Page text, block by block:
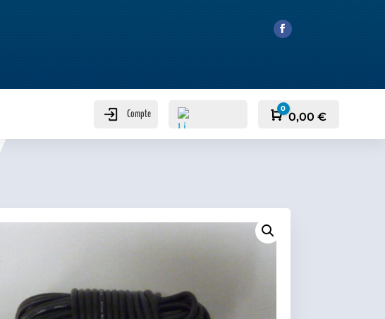
Compte Panier
0
0,00€